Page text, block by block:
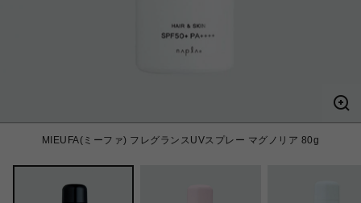
MIEUFA(ミーファ) フレグランスUVスプレー マグノリア 80g